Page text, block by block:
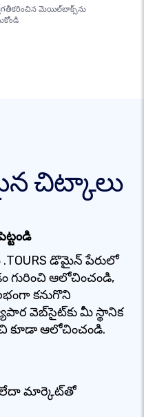
మెయిల్‌బాక్స్‌ను
చిట్కాలు
డొమైన్ పేరులో
గురించి ఆలోచించండి,
కనుగొని
వెబ్‌సైట్‌కు మీ స్థానిక
కూడా ఆలోచించండి.
లేదా మార్కెట్‌తో